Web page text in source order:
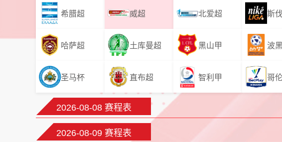
希腊超 威超 北爱超 斯
哈萨超 土库曼超 黑山甲 波
圣马杯 直布超 智利甲 哥
2026-08-08 赛程表
2026-08-09 赛程表